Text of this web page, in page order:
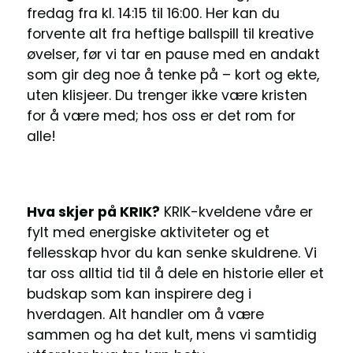
fredag fra kl. 14:15 til 16:00. Her kan du
forvente alt fra heftige ballspill til kreative
øvelser, før vi tar en pause med en andakt
som gir deg noe å tenke på – kort og ekte,
uten klisjeer. Du trenger ikke være kristen
for å være med; hos oss er det rom for
alle!
Hva skjer på KRIK? KRIK-kveldene våre er
fylt med energiske aktiviteter og et
fellesskap hvor du kan senke skuldrene. Vi
tar oss alltid tid til å dele en historie eller et
budskap som kan inspirere deg i
hverdagen. Alt handler om å være
sammen og ha det kult, mens vi samtidig